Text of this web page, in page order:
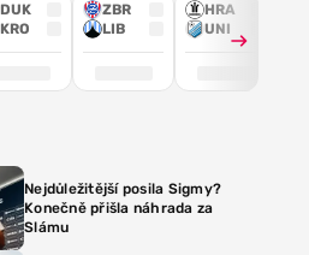
DUK
KRO
ZBR
LIB
HRA
UNI
Nejdůležitější posila Sigmy?
Konečně přišla náhrada za
Slámu